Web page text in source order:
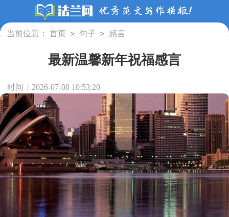
当前位置： 首页 > 句子 > 感言
最新温馨新年祝福感言
时间：2026-07-08 10:53:20